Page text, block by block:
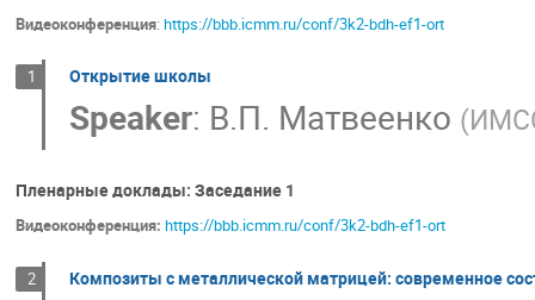
Видеоконференция: https://bbb.icmm.ru/conf/3k2-bdh-ef1-ort
1 Открытие школы
Speaker: В.П. Матвеенко (
Пленарные доклады: Заседание 1
Видеоконференция: https://bbb.icmm.ru/conf/3k2-bdh-ef1-ort
2 Композиты с металлической матрицей: современное